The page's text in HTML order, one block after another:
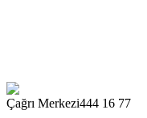
Çağrı Merkezi444 16 77